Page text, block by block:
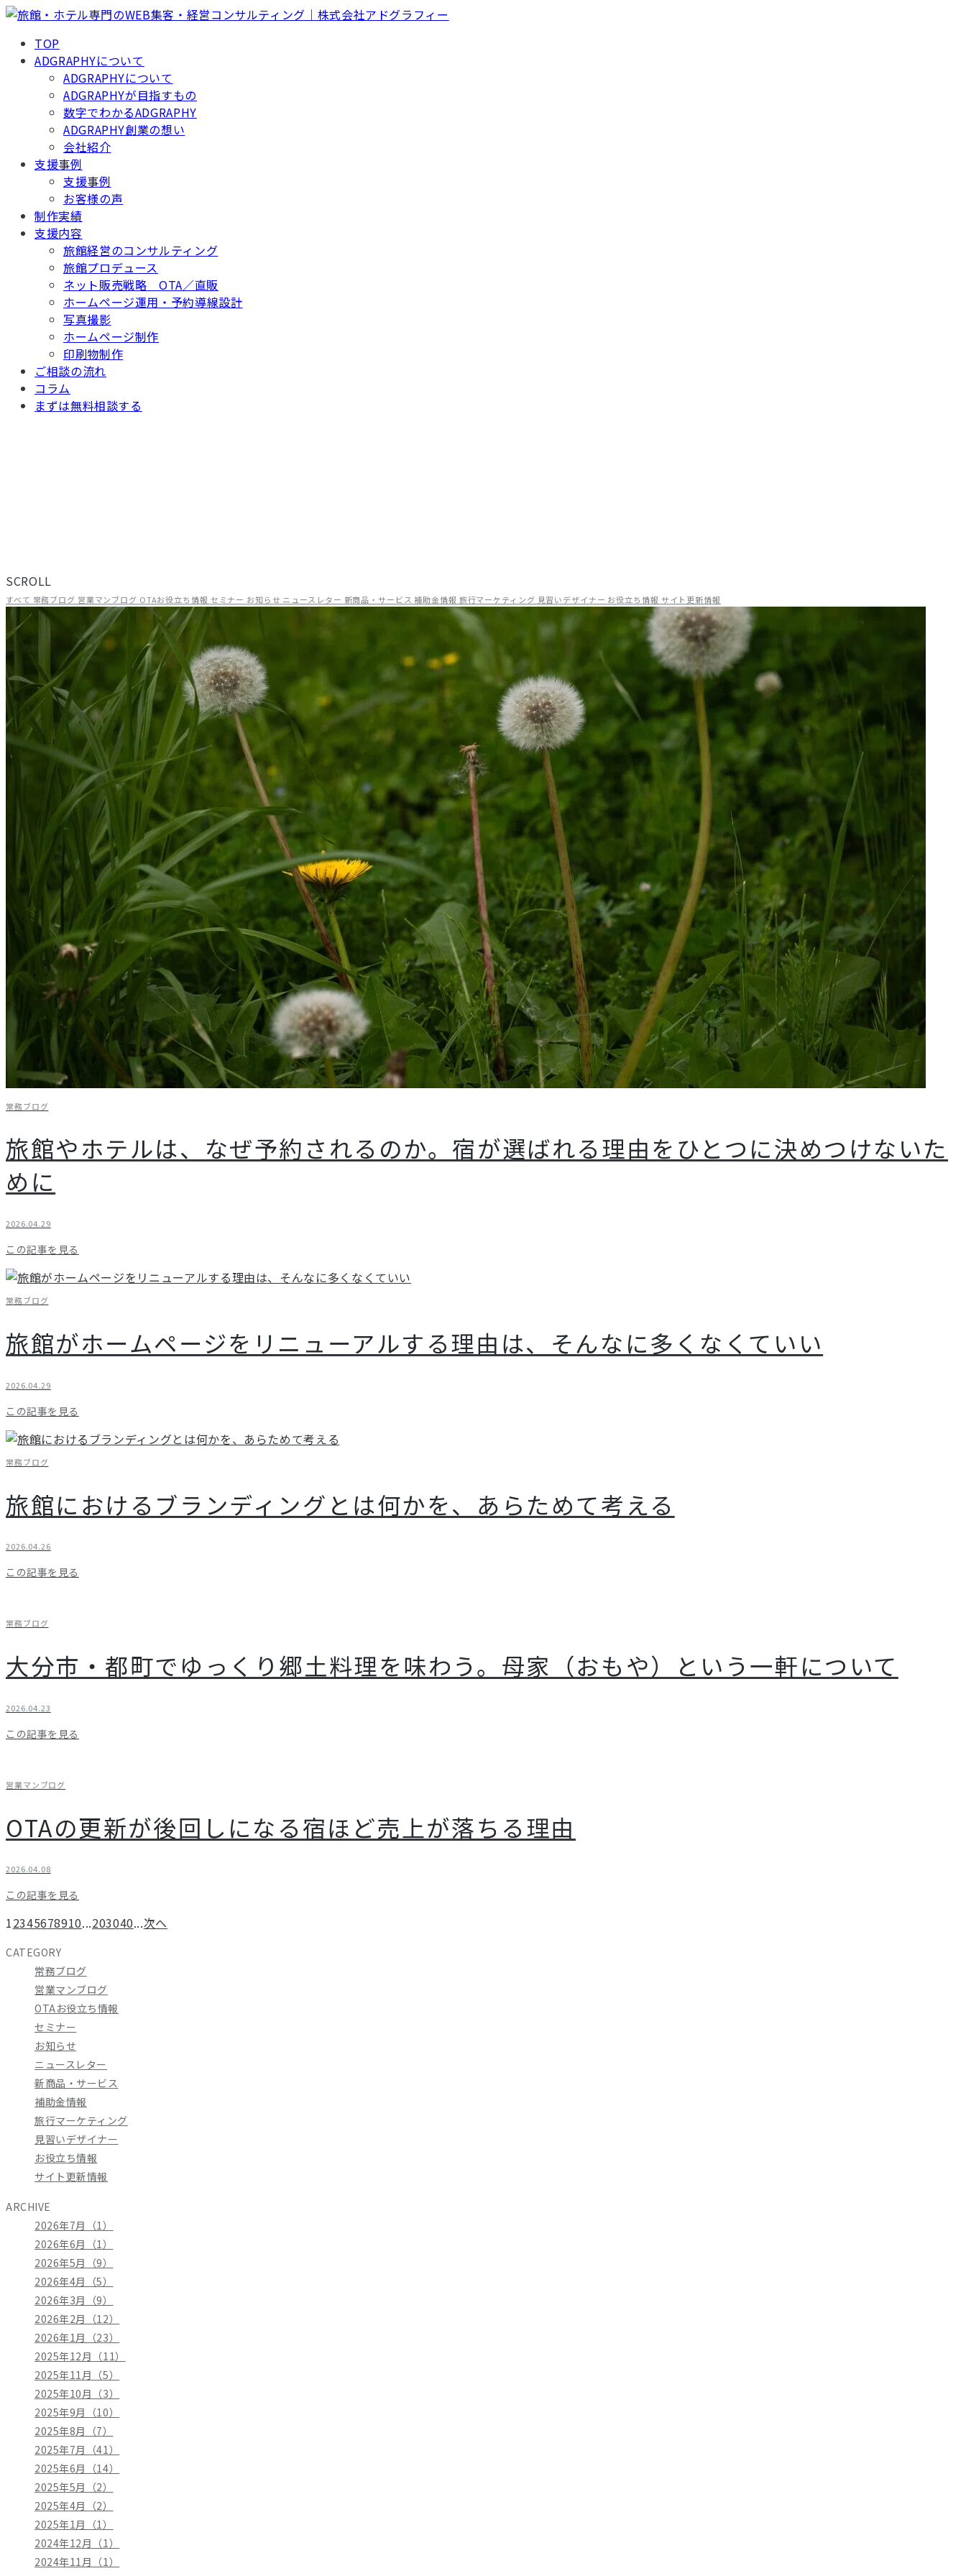
TOP
ADGRAPHYについて
ADGRAPHYについて
ADGRAPHYが目指すもの
数字でわかるADGRAPHY
ADGRAPHY創業の想い
会社紹介
支援事例
支援事例
お客様の声
制作実績
支援内容
旅館経営のコンサルティング
旅館プロデュース
ネット販売戦略 OTA／直販
ホームページ運用・予約導線設計
写真撮影
ホームページ制作
印刷物制作
ご相談の流れ
コラム
まずは無料相談する
SCROLL
すべて 常務ブログ 営業マンブログ OTAお役立ち情報 セミナー お知らせ ニュースレター 新商品・サービス補助金情報 旅行マーケティング 見習いデザイナー お役立ち情報 サイト更新情報
常務ブログ
旅館やホテルは、なぜ予約されるのか。宿が選ばれる理由をひとつに決めつけないた
めに
2026.04.29
この記事を見る
常務ブログ
旅館がホームページをリニューアルする理由は、そんなに多くなくていい
2026.04.29
この記事を見る
常務ブログ
旅館におけるブランディングとは何かを、あらためて考える
2026.04.26
この記事を見る
常務ブログ
大分市・都町でゆっくり郷土料理を味わう。母家（おもや）という一軒について
2026.04.23
この記事を見る
営業マンブログ
OTAの更新が後回しになる宿ほど売上が落ちる理由
2026.04.08
この記事を見る
12345678910...203040...次へ
CATEGORY
常務ブログ
営業マンブログ
OTAお役立ち情報
セミナー
お知らせ
ニュースレター
新商品・サービス
補助金情報
旅行マーケティング
見習いデザイナー
お役立ち情報
サイト更新情報
ARCHIVE
2026年7月（1）
2026年6月（1）
2026年5月（9）
2026年4月（5）
2026年3月（9）
2026年2月（12）
2026年1月（23）
2025年12月（11）
2025年11月（5）
2025年10月（3）
2025年9月（10）
2025年8月（7）
2025年7月（41）
2025年6月（14）
2025年5月（2）
2025年4月（2）
2025年1月（1）
2024年12月（1）
2024年11月（1）